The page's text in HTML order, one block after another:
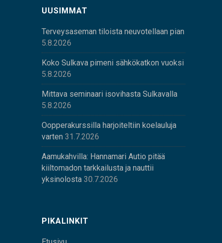
UUSIMMAT
Terveysaseman tiloista neuvotellaan pian
5.8.2026
Koko Sulkava pimeni sähkökatkon vuoksi
5.8.2026
Mittava seminaari isovihasta Sulkavalla
5.8.2026
Oopperakurssilla harjoiteltiin koelauluja
varten 31.7.2026
Aamukahvilla: Hannamari Autio pitää
kiiltomadon tarkkailusta ja nauttii
yksinolosta 30.7.2026
PIKALINKIT